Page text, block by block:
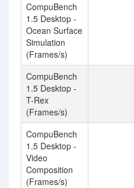
CompuBench
1.5 Desktop -
Ocean Surface
Simulation
(Frames/s)
CompuBench
1.5 Desktop -
T-Rex
(Frames/s)
CompuBench
1.5 Desktop -
Video
Composition
(Frames/s)